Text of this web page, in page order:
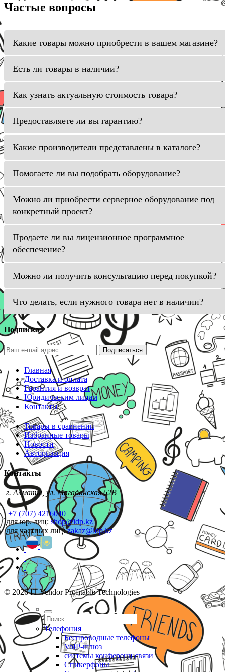
Частые вопросы
Какие товары можно приобрести в вашем магазине?
Есть ли товары в наличии?
Как узнать актуальную стоимость товара?
Предоставляете ли вы гарантию?
Какие производители представлены в каталоге?
Помогаете ли вы подобрать оборудование?
Можно ли приобрести серверное оборудование под
конкретный проект?
Продаете ли вы лицензионное программное
обеспечение?
Можно ли получить консультацию перед покупкой?
Что делать, если нужного товара нет в наличии?
Подписка
Подписаться
Главная
Доставка и оплата
Гарантия и возврат
Юридическим лицам
Контакты
Товары в сравнении
Избранные товары
Новости
Авторизация
Контакты
г. Алматы, ул. Магаданская 62В
+7 (707) 4216040
для юр. лиц:shop@idp.kz
для частных лиц:zakaz@idp.kz
© 2026 IT Vendor Profitable Technologies
Телефония
Беспроводные телефоны
VoIP-шлюз
системы конференц связи
Спикерфоны